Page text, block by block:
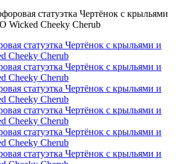
статуэтка Чертёнок с крыльями
Wicked Cheeky Cherub